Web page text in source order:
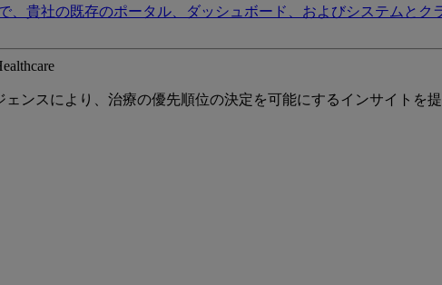
、貴社の既存のポータル、ダッシュボード、およびシステムと
ンスにより、治療の優先順位の決定を可能にするインサイトを提